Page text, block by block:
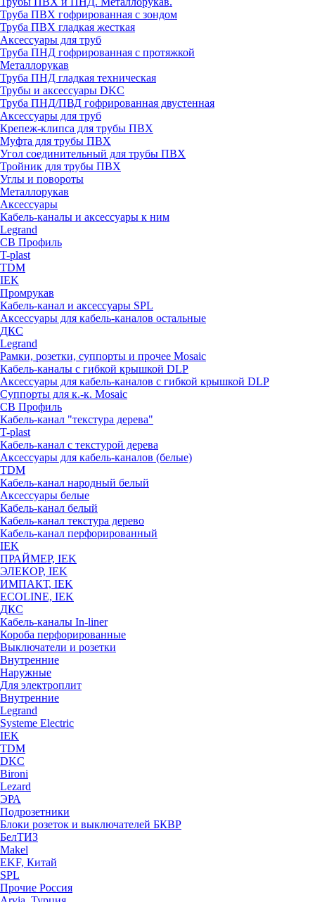
Труба ПВХ гофрированная с зондом
Труба ПВХ гладкая жесткая
Аксессуары для труб
Труба ПНД гофрированная с протяжкой
Металлорукав
Труба ПНД гладкая техническая
Трубы и аксессуары DKC
Труба ПНД/ПВД гофрированная двустенная
Аксессуары для труб
Крепеж-клипса для трубы ПВХ
Муфта для трубы ПВХ
Угол соединительный для трубы ПВХ
Тройник для трубы ПВХ
Углы и повороты
Металлорукав
Аксессуары
Кабель-каналы и аксессуары к ним
Legrand
СВ Профиль
T-plast
TDM
IEK
Промрукав
Кабель-канал и аксессуары SPL
Аксессуары для кабель-каналов остальные
ДКС
Legrand
Рамки, розетки, суппорты и прочее Mosaic
Кабель-каналы с гибкой крышкой DLP
Аксессуары для кабель-каналов с гибкой крышкой DLP
Суппорты для к.-к. Mosaic
СВ Профиль
Кабель-канал "текстура дерева"
T-plast
Кабель-канал с текстурой дерева
Аксессуары для кабель-каналов (белые)
TDM
Кабель-канал народный белый
Аксессуары белые
Кабель-канал белый
Кабель-канал текстура дерево
Кабель-канал перфорированный
IEK
ПРАЙМЕР, IEK
ЭЛЕКОР, IEK
ИМПАКТ, IEK
ECOLINE, IEK
ДКС
Кабель-каналы In-liner
Короба перфорированные
Выключатели и розетки
Внутренние
Наружные
Для электроплит
Внутренние
Legrand
Systeme Electric
IEK
TDM
DKC
Bironi
Lezard
ЭРА
Подрозетники
Блоки розеток и выключателей БКВР
БелТИЗ
Makel
EKF, Китай
SPL
Прочие Россия